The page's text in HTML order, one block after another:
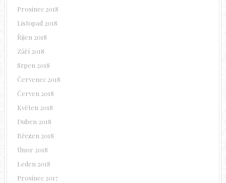
Prosinec 2018
Listopad 2018
Říjen 2018
Září 2018
Srpen 2018
Červenec 2018
Červen 2018
Květen 2018
Duben 2018
Březen 2018
Únor 2018
Leden 2018
Prosinec 2017